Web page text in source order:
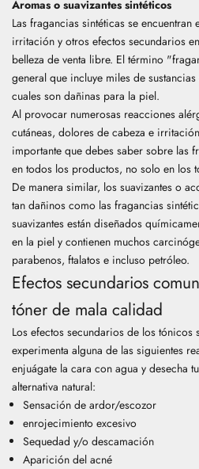
Aromas o suavizantes sintéticos
Las fragancias sintéticas se
irritación y otros efectos secundarios
belleza de venta libre. El término
general que incluye miles de
cuales son dañinas para la piel.
Al provocar numerosas reacciones
cutáneas, dolores de cabeza e
importante que debes saber sobre las
en todos los productos, no solo en los
De manera similar, los suavizantes o
tan dañinos como las fragancias
suavizantes están diseñados
en la piel y contienen muchos
parabenos, ftalatos e incluso petróleo.
Efectos secundarios
tóner de mala calidad
Los efectos secundarios de los tónicos
experimenta alguna de las siguientes
enjuágate la cara con agua y desecha
alternativa natural:
Sensación de ardor/escozor
enrojecimiento excesivo
Sequedad y/o descamación
Aparición del acné